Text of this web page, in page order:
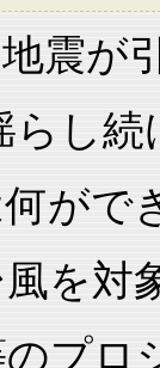
震が
らし
がで
を対
プロ